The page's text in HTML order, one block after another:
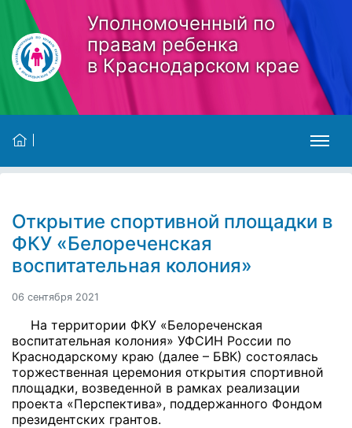
Skip to main content
Уполномоченный по
правам ребенка
в Краснодарском крае
Открытие спортивной площадки в
ФКУ «Белореченская
воспитательная колония»
06 сентября 2021
На территории ФКУ «Белореченская
воспитательная колония» УФСИН России по
Краснодарскому краю (далее – БВК) состоялась
торжественная церемония открытия спортивной
площадки, возведенной в рамках реализации
проекта «Перспектива», поддержанного Фондом
президентских грантов.